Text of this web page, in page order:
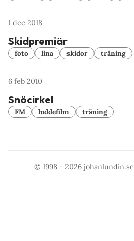
1 dec 2018
Skidpremiär
foto lina skidor träning
6 feb 2010
Snöcirkel
FM luddefilm träning
© 1998 - 2026johanlundin.se